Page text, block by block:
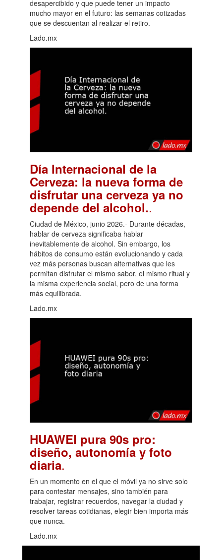
desapercibido y que puede tener un impacto
mucho mayor en el futuro: las semanas cotizadas
que se descuentan al realizar el retiro.
Lado.mx
Día Internacional de la
Cerveza: la nueva forma de
disfrutar una cerveza ya no
depende del alcohol..
Ciudad de México, junio 2026.- Durante décadas,
hablar de cerveza significaba hablar
inevitablemente de alcohol. Sin embargo, los
hábitos de consumo están evolucionando y cada
vez más personas buscan alternativas que les
permitan disfrutar el mismo sabor, el mismo ritual y
la misma experiencia social, pero de una forma
más equilibrada.
Lado.mx
HUAWEI pura 90s pro:
diseño, autonomía y foto
diaria.
En un momento en el que el móvil ya no sirve solo
para contestar mensajes, sino también para
trabajar, registrar recuerdos, navegar la ciudad y
resolver tareas cotidianas, elegir bien importa más
que nunca.
Lado.mx